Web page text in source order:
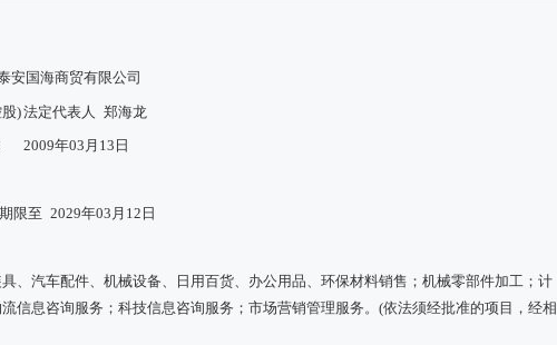
安国海商贸有限公司
)法定代表人 郑海龙
2009年03月13日
限至 2029年03月12日
、汽车配件、机械设备、日用百货、办公用品、环保材料销售；机械零部件加工；计
信息咨询服务；科技信息咨询服务；市场营销管理服务。(依法须经批准的项目，经相